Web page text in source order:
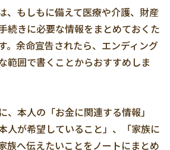
、もしもに備えて医療や介護、財産
続きに必要な情報をまとめておくた
。余命宣告されたら、エンディング
範囲で書くことからおすすめしま
、本人の「お金に関連する情報」
人が希望していること」、「家族に
族へ伝えたいことをノートにまとめ